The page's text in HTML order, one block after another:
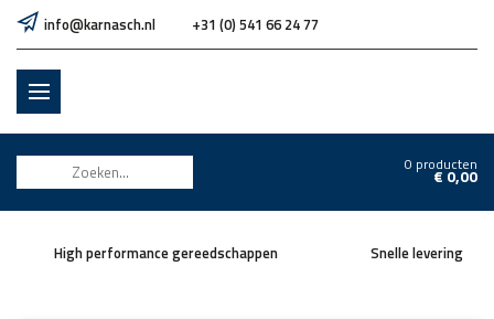
info@karnasch.nl +31 (0) 541 66 24 77
0 producten
€0,00
High performance gereedschappen Snelle levering